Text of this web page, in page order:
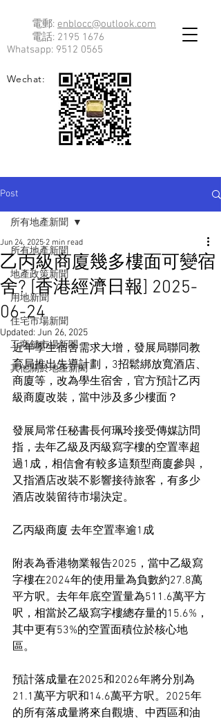
電郵: enblocc@outlook.com
電話: 2195 1676
Whatsapp: 9512 0565
Wechat:
Post
所有地產新聞
地產政策新聞
用地新聞
住宅市場新聞
工商舖市場新聞
其他關於地產新聞
所有地產新聞
乙丙級商廈幾多樓面可變宿
舍? [香港經濟日報] 2025-
06-24
Jun 24, 2025 2 min read
Updated: Jun 26, 2025
近年學生宿舍需求大增，發展局聯同教
育局推出先導計劃，3招鬆綁放寬酒店、
商廈等，改為學生宿舍，官方預計乙丙
級商廈改裝，當中涉及多少樓面？
發展局常任秘書長何珮玲接受傳媒訪問
指，去年乙級及丙級寫字樓的空置率超
過1成，相信會有較多這類型商廈參與，
又指酒店改裝不影響接待旅客，有多少
酒店改裝留待市場決定。
乙丙級商廈 去年空置率逾1成
附表為香港物業報告2025，當中乙級寫
字樓在2024年的使用量為負數約27.8萬
平方呎。去年年底空置量為511.6萬平方
呎，相當於乙級寫字樓總存量的15.6%，
其中更有53%的空置面積位於核心地
區。
預計落成量在2025和2026年將分別為
21.1萬平方呎和14.6萬平方呎。2025年
的所有落成量將來自觀塘、中西區和油